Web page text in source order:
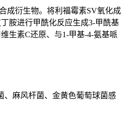
成衍生物。将利福霉素SV氧化成
胺进行甲酰化反应生成3-甲酰基
生素C还原、与1-甲基-4-氨基哌
、麻风杆菌、金黄色葡萄球菌感